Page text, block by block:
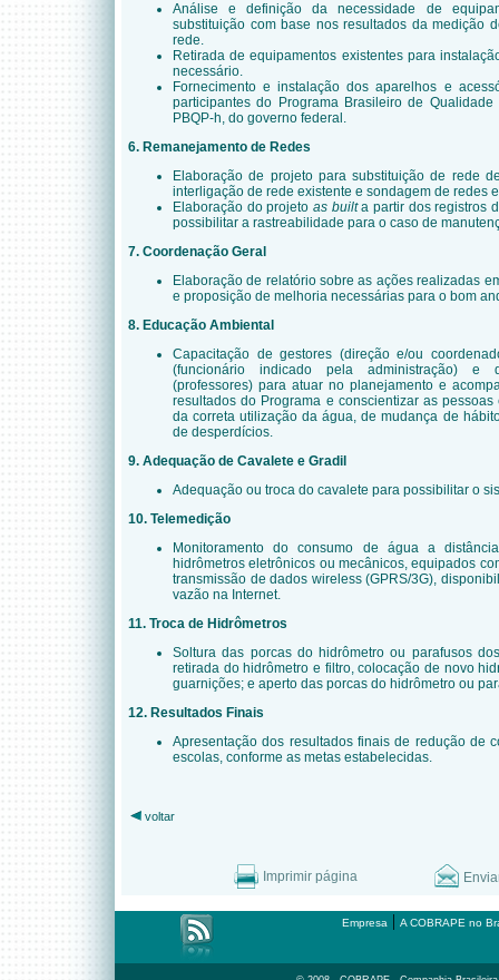
Análise e definição da necessidade de
substituição com base nos resultados da medição
rede.
Retirada de equipamentos existentes para
necessário.
Fornecimento e instalação dos aparelhos e
participantes do Programa Brasileiro de
PBQP-h, do governo federal.
6. Remanejamento de Redes
Elaboração de projeto para substituição de rede
interligação de rede existente e sondagem de redes
Elaboração do projeto as builta partir dos registros
possibilitar a rastreabilidade para o caso de
7. Coordenação Geral
Elaboração de relatório sobre as ações realizadas
e proposição de melhoria necessárias para o bom
8. Educação Ambiental
Capacitação de gestores (direção e/ou
(funcionário indicado pela administração) e
(professores) para atuar no planejamento e
resultados do Programa e conscientizar as
da correta utilização da água, de mudança de
de desperdícios.
9. Adequação de Cavalete e Gradil
Adequação ou troca do cavalete para possibilitar o
10. Telemedição
Monitoramento do consumo de água a
hidrômetros eletrônicos ou mecânicos, equipados
transmissão de dados wireless (GPRS/3G),
vazão na Internet.
11. Troca de Hidrômetros
Soltura das porcas do hidrômetro ou parafusos
retirada do hidrômetro e filtro, colocação de novo
guarnições; e aperto das porcas do hidrômetro ou
12. Resultados Finais
Apresentação dos resultados finais de redução de
escolas, conforme as metas estabelecidas.
voltar
Imprimir página
Empresa | A COBRAPE no